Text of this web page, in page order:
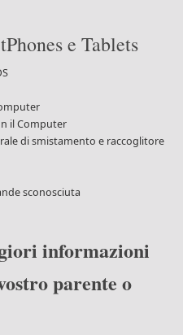
e Tablets
il Computer
di smistamento e raccoglitore
sconosciuta
informazioni
parente o